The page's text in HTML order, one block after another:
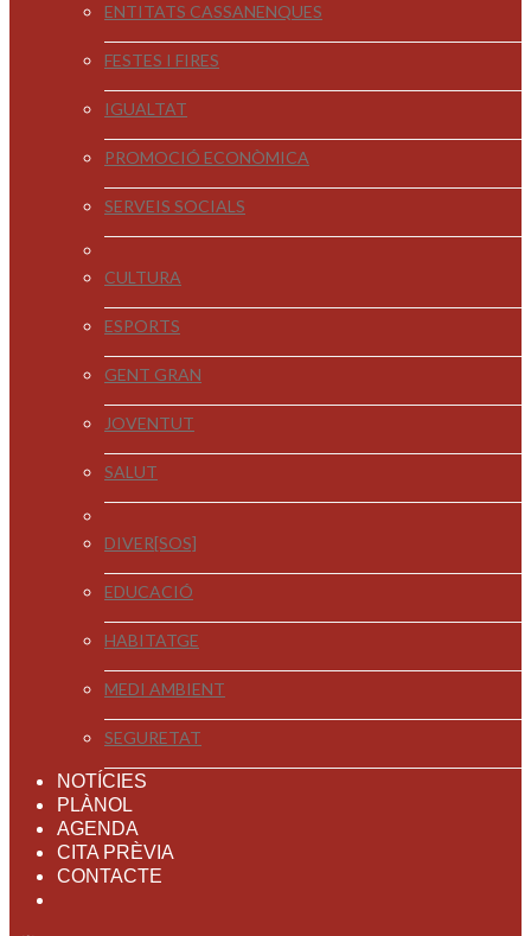
ENTITATS CASSANENQUES
FESTES I FIRES
IGUALTAT
PROMOCIÓ ECONÒMICA
SERVEIS SOCIALS
CULTURA
ESPORTS
GENT GRAN
JOVENTUT
SALUT
DIVER[SOS]
EDUCACIÓ
HABITATGE
MEDI AMBIENT
SEGURETAT
NOTÍCIES
PLÀNOL
AGENDA
CITA PRÈVIA
CONTACTE